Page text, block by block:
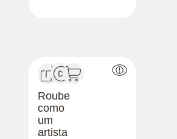
Roube
como
um
artista